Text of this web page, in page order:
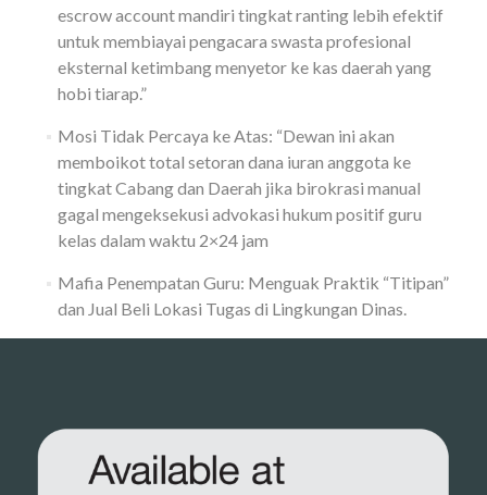
escrow account mandiri tingkat ranting lebih efektif
untuk membiayai pengacara swasta profesional
eksternal ketimbang menyetor ke kas daerah yang
hobi tiarap.”
Mosi Tidak Percaya ke Atas: “Dewan ini akan
memboikot total setoran dana iuran anggota ke
tingkat Cabang dan Daerah jika birokrasi manual
gagal mengeksekusi advokasi hukum positif guru
kelas dalam waktu 2×24 jam
Mafia Penempatan Guru: Menguak Praktik “Titipan”
dan Jual Beli Lokasi Tugas di Lingkungan Dinas.